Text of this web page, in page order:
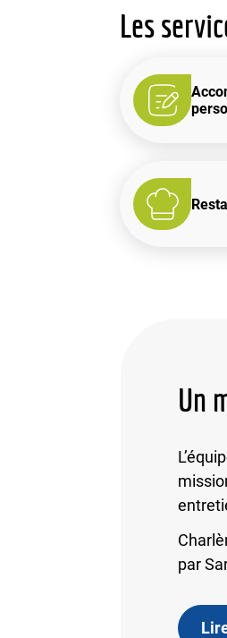
Les
Un
par